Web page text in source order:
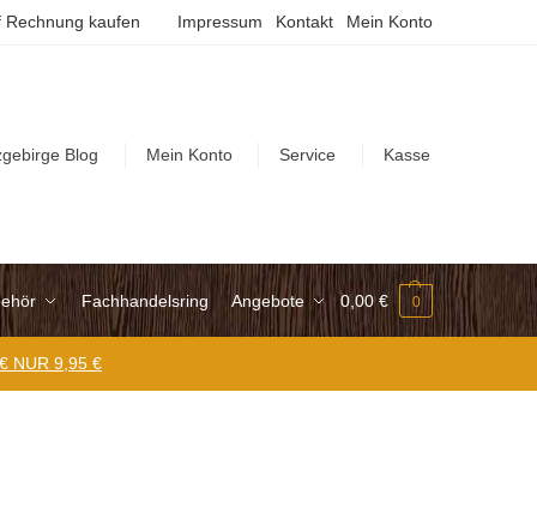
Rechnung kaufen Impressum Kontakt Mein Konto
Blog Mein Konto Service Kasse
Fachhandelsring Angebote 0,00 € 0
NUR 9,95 €